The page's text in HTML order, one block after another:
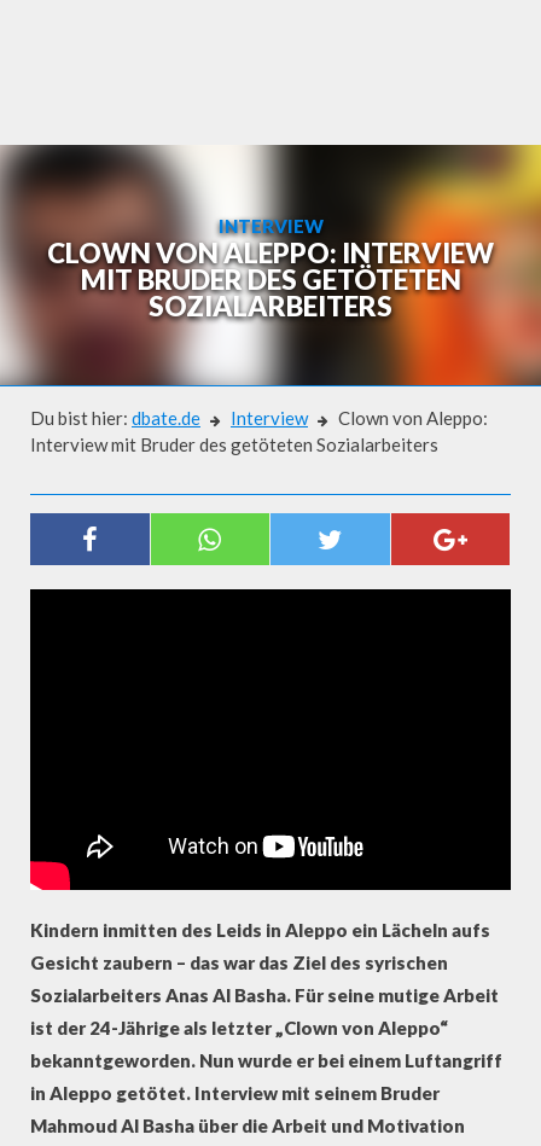
INTERVIEW
CLOWN VON ALEPPO: INTERVIEW
MIT BRUDER DES GETÖTETEN
SOZIALARBEITERS
Du bist hier: dbate.de Interview
Clown von Aleppo:
Interview mit Bruder des getöteten Sozialarbeiters
CLOWN VON ALEPPO: INTERVIEW
MIT BRUDER DES GETÖTETEN
SOZIALARBEITERS
Kindern inmitten des Leids in Aleppo ein Lächeln aufs
Gesicht zaubern – das war das Ziel des syrischen
Sozialarbeiters Anas Al Basha. Für seine mutige Arbeit
ist der 24-Jährige als letzter „Clown von Aleppo“
bekanntgeworden. Nun wurde er bei einem Luftangriff
in Aleppo getötet. Interview mit seinem Bruder
Mahmoud Al Basha über die Arbeit und Motivation